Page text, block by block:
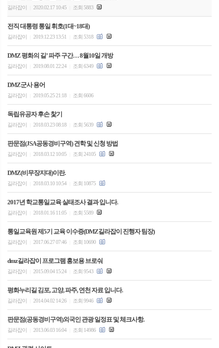
길라잡이 2020.02.17 10:45 조회 5883
전직 대통령 통일 휘호(1대~18대)
길라잡이 2019.12.23 13:51 조회 5318
DMZ 평화의 길’ 파주 구간… 8월10일 개방
길라잡이 2019.08.01 22:24 조회 6349
DMZ군사 용어
길라잡이 2019.05.25 21:18 조회 6606
독립유공자 후손 찿기
길라잡이 2018.03.23 08:18 조회 5639
판문점(JSA공동경비구역) 견학 및 신청 방법
길라잡이 2018.03.12 10:05 조회 24105
DMZ(비무장지대)이란.
길라잡이 2018.03.10 10:54 조회 10875
2017년 학교통일교육 실태조사 결과 입니다.
길라잡이 2018.01.16 11:05 조회 5589
통일교육원 제5기 교육 이수증(DMZ길라잡이 진행자 팀장)
길라잡이 2017.06.27 07:46 조회 10690
dmz길라잡이 프로그램 홍보용 브로숴
길라잡이 2015.09.04 15:24 조회 9543
평화누리길 김포, 고양, 파주, 연천 자료 입니다.
길라잡이 2014.04.02 14:26 조회 9946
판문점(공동경비구역)외국인 관광 일정표 및 체크사항.
길라잡이 2013.06.03 16:04 조회 14986